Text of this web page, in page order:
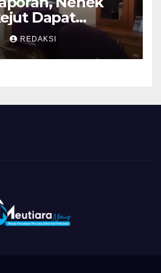
Dapat
Kabid Propam
REDAKSI